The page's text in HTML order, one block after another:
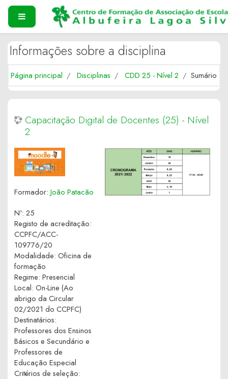
Ir para o conteúdo principal
PAINEL LATERAL
Informações sobre a disciplina
Página principal Disciplinas CDD 25 - Nível 2 Sumário
Capacitação Digital de Docentes (25) - Nível
2
Formador: João Patacão
Nº: 25
Registo de acreditação:
CCPFC/ACC-
109776/20
Modalidade: Oficina de
formação
Regime: Presencial
Local: On-Line (Ao
abrigo da Circular
02/2021 do CCPFC)
Destinatários:
Professores dos Ensinos
Básicos e Secundário e
Professores de
Educação Especial
Critérios de seleção: